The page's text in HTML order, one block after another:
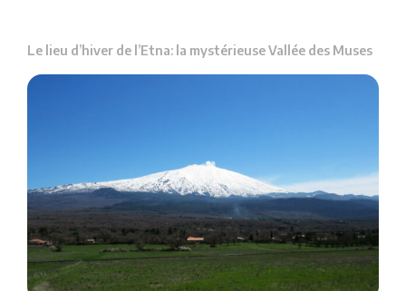
Le lieu d’hiver de l’Etna: la mystérieuse Vallée des Muses